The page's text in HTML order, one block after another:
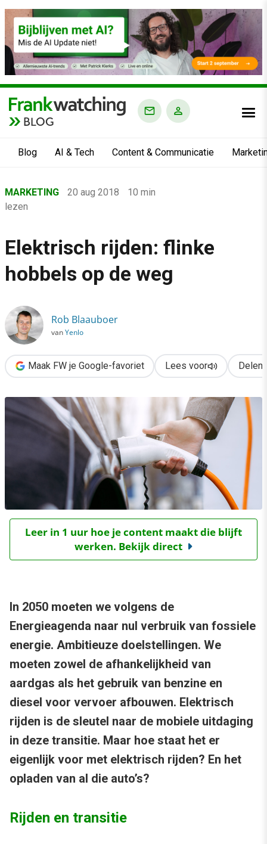
BLOG
Blog AI & Tech Content & Communicatie
›
Marketing
›
MARKETING 20 aug 2018
10 min
lezen
Elektrisch rijden: flinke
hobbels op de weg
Rob Blaauboer
vanYenlo
Maak FW je Google-favoriet Lees voor Delen
Leer in 1 uur hoe je content maakt die blijft
werken. Bekijk direct
In 2050 moeten we volgens de
Energieagenda naar nul verbruik van fossiele
energie. Ambitieuze doelstellingen. We
moeten zowel de afhankelijkheid van
aardgas als het gebruik van benzine en
diesel voor vervoer afbouwen. Elektrisch
rijden is de sleutel naar de mobiele uitdaging
in deze transitie. Maar hoe staat het er
eigenlijk voor met elektrisch rijden? En het
opladen van al die auto’s?
Rijden en transitie